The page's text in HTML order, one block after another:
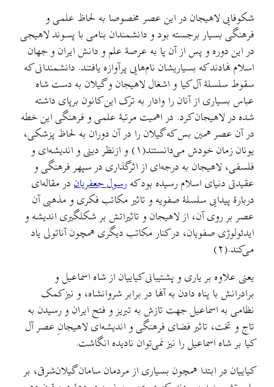
شکوفایی لاهیجان در این عصر مخصوصا به لحاظ علمی و
فرهنگی بسیار برجسته بود و دانشمندان بنامی با پسوند لاهیجی
در این دوره و پس از آن پا به عرصهٔ علم و دانش ایران و جهان
اسلام نهادند که بسیاریشان نام‌هایی پرآوازه یافتند. دانشمندانی که
سقوط سلسلهٔ آل کیا و اشغال لاهیجان و گیلان به دست شاه
عباس بسیاری از آنان را وادار به ترک این کانون برپای داشته
شده در لاهیجان کرد. در اهمیت مرتبهٔ علمی و فرهنگی این خطه
در آن عصر همین بس که گیلان را در آن دوران به لحاظ پزشکی،
یونان زمان خودش می‌دانستند(۱) و ازنظر دینی و اندیشه‌ای و
فلسفی، لاهیجان به درجه‌ای از اثرگذاری در سپهر فرهنگی و
عقیدتی دنیای اسلام رسیده بود که رسول جعفریان در مقاله‌ای
دربارهٔ پیدایی سلسلهٔ صفویه و تاثیر مکاتب فکری و مذهبی آن
عصر بر روی آن، از لاهیجان و تاثیراتش بر شکلگیری اندیشه و
ایدئولوژی صفویان، در کنار مکاتب دیگری همچون آناتولی یاد
می‌کند.(۲)
یعنی علاوه بر یاری و پشتیبانی کیاییان از شاه اسماعیل و
برادرانش با پناه دادن به آنها در برابر شروانشاه، و نیز کمک
نظامی به اسماعیل جهت تازش به تبریز و فتح ایران و رسیدن به
تاج و تخت، تاثیر فضای فرهنگی و اندیشه‌ای لاهیجانِ عصر آل
کیا بر شاه اسماعیل را نیز نمی‌توان نادیده انگاشت.
کیاییان در ابتدا همچون بسیاری از مردمان سامان گیلان‌شرقی، بر